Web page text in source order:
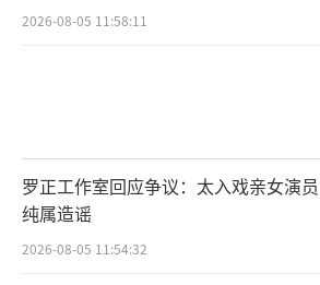
2026-08-05 11:58:11
罗正工作室回应争议：太入戏亲女演员
纯属造谣
2026-08-05 11:54:32